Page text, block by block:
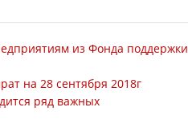
из Фонда поддержки
на 28 сентября 2018г
ряд важных